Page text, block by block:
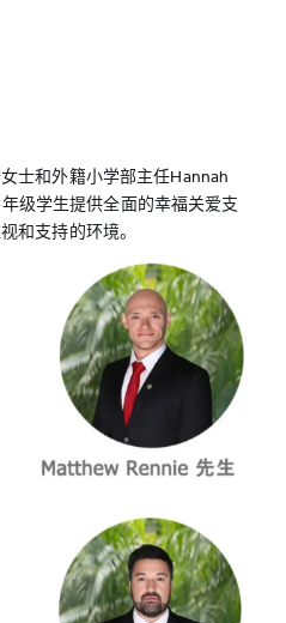
士和外籍小学部主任Hannah
级学生提供全面的幸福关爱支
和支持的环境。